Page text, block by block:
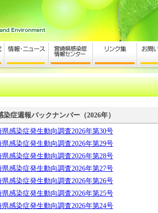
染症週報バックナンバー（2026年）
県感染症発生動向調査2026年第30号
県感染症発生動向調査2026年第29号
県感染症発生動向調査2026年第28号
県感染症発生動向調査2026年第27号
県感染症発生動向調査2026年第26号
県感染症発生動向調査2026年第25号
県感染症発生動向調査2026年第24号